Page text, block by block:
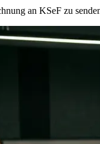
an KSeF zu